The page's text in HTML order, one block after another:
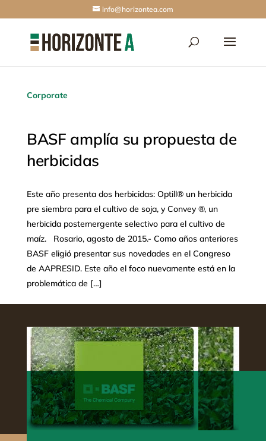
info@horizontea.com
Corporate
BASF amplía su propuesta de
herbicidas
Este año presenta dos herbicidas: Optill® un herbicida
pre siembra para el cultivo de soja, y Convey ®, un
herbicida postemergente selectivo para el cultivo de
maíz. Rosario, agosto de 2015.- Como años anteriores
BASF eligió presentar sus novedades en el Congreso
de AAPRESID. Este año el foco nuevamente está en la
problemática de […]